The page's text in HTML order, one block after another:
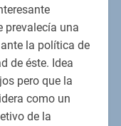
prevalecía una
la política de
de éste. Idea
pero que la
como un
de la